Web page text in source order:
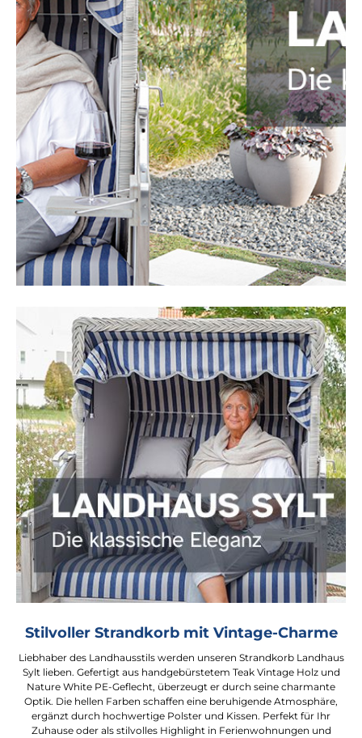
Stilvoller Strandkorb mit Vintage-Charme
Liebhaber des Landhausstils werden unseren Strandkorb Landhaus
Sylt lieben. Gefertigt aus handgebürstetem Teak Vintage Holz und
Nature White PE-Geflecht, überzeugt er durch seine charmante
Optik. Die hellen Farben schaffen eine beruhigende Atmosphäre,
ergänzt durch hochwertige Polster und Kissen. Perfekt für Ihr
Zuhause oder als stilvolles Highlight in Ferienwohnungen und